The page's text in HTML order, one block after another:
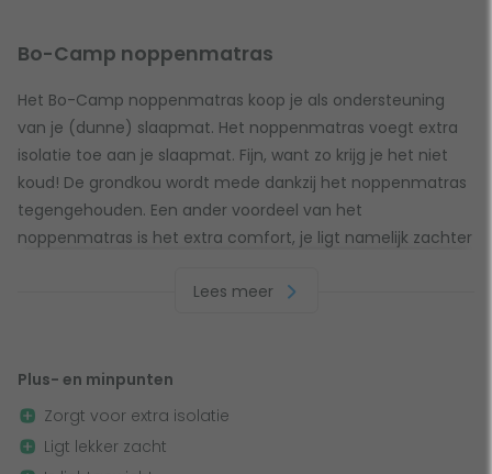
Bo-Camp noppenmatras
Het Bo-Camp noppenmatras koop je als ondersteuning
van je (dunne) slaapmat. Het noppenmatras voegt extra
isolatie toe aan je slaapmat. Fijn, want zo krijg je het niet
koud! De grondkou wordt mede dankzij het noppenmatras
tegengehouden. Een ander voordeel van het
noppenmatras is het extra comfort, je ligt namelijk zachter
noppenmatras van schuimrubber is gemaakt, is hij flexibel,
Tip van Toppy
Bij een noppenmatras worden geen extra's bijgeleverd. Wel
is het verstandig om voordat je gaat twee touwtjes te
Lees meer
Plus- en minpunten
Zorgt voor extra isolatie
Ligt lekker zacht